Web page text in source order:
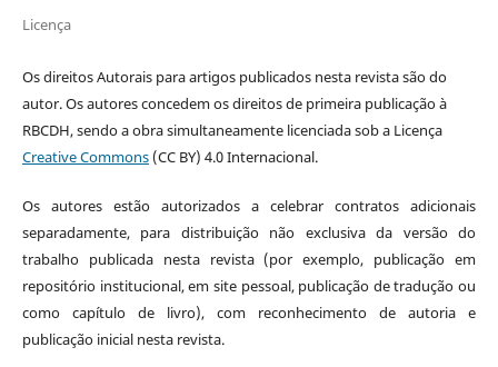
Licença
Os direitos Autorais para artigos publicados nesta revista são do
autor. Os autores concedem os direitos de primeira publicação à
RBCDH, sendo a obra simultaneamente licenciada sob a Licença
Creative Commons(CC BY) 4.0 Internacional.
Os autores estão autorizados a celebrar contratos adicionais
separadamente, para distribuição não exclusiva da versão do
trabalho publicada nesta revista (por exemplo, publicação em
repositório institucional, em site pessoal, publicação de tradução ou
como capítulo de livro), com reconhecimento de autoria e
publicação inicial nesta revista.